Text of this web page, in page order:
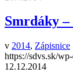
Smrdáky –
v 2014, Zápisnice
https://sdvs.sk/
12.12.2014